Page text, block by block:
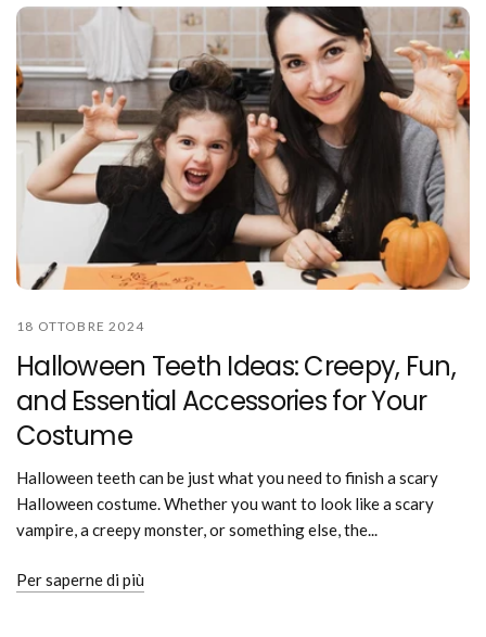
18 OTTOBRE 2024
Halloween Teeth Ideas: Creepy, Fun,
and Essential Accessories for Your
Costume
Halloween teeth can be just what you need to finish a scary
Halloween costume. Whether you want to look like a scary
vampire, a creepy monster, or something else, the...
Per saperne di più